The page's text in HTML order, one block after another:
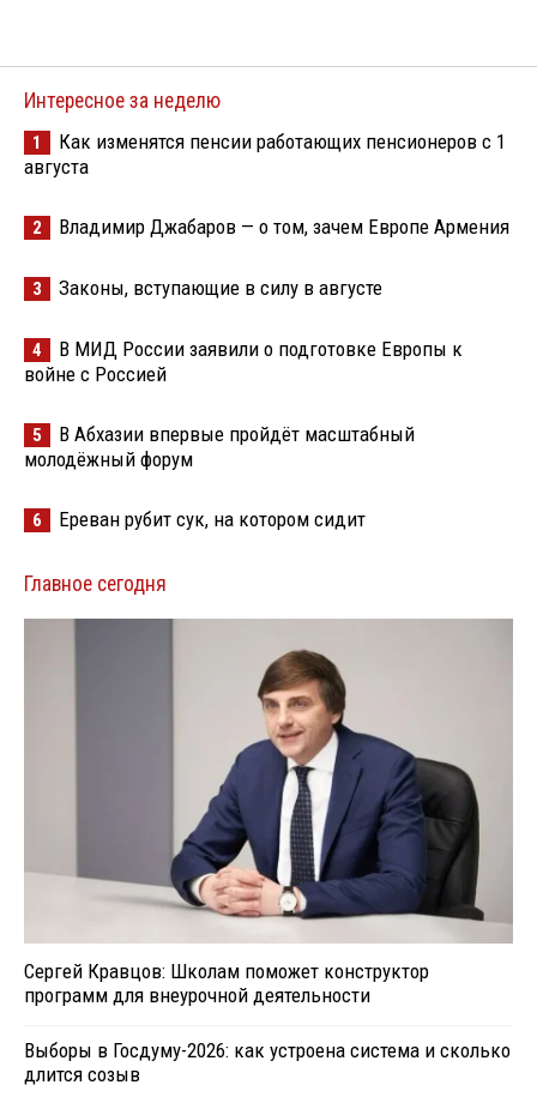
Интересное за неделю
1
Как изменятся пенсии работающих пенсионеров с 1
августа
2 Владимир Джабаров — о том, зачем Европе Армения
3 Законы, вступающие в силу в августе
4
В МИД России заявили о подготовке Европы к
войне с Россией
5
В Абхазии впервые пройдёт масштабный
молодёжный форум
6 Ереван рубит сук, на котором сидит
Главное сегодня
Сергей Кравцов: Школам поможет конструктор
программ для внеурочной деятельности
Выборы в Госдуму-2026: как устроена система и сколько
длится созыв